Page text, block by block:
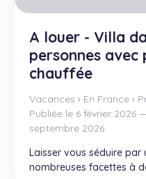
A louer - Villa
personnes avec
chauffée
Vacances › En France ›
Publiée le 6 février 2026
septembre 2026
Laisser vous séduire
nombreuses facettes à